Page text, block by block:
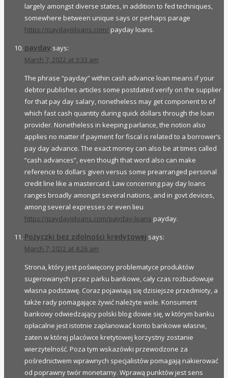
largely amongst diverse states, in addition to fed techniques,
somewhere between unique says or perhaps parage
https://paydayiiiloans.com/ payday loans.
payday says:
March 7, 2022 at 3:33 am
The phrase “payday” within cash advance loan means if your
debtor publishes articles some postdated verify on the supplier
for that pay day salary, nonetheless may get component to of
which fast cash quantity during quick dollars through the loan
provider. Nonetheless in keeping parlance, the notion also
applies no matter if payment for fiscal is related to a borrower’s
pay day advance. The exact money can also be at times called
“cash advances”, even though that word also can make
reference to dollars given versus some prearranged personal
credit line like a mastercard. Law concerning pay day loans
ranges broadly amongst several nations, and in govt devices,
among several expresses or even lieu
https://paydayiiiloans.com/payday-loans payday.
Pożyczki bez zdolności kredytowej says:
March 7, 2022 at 4:26 am
Strona, który jest poświęcony problematyce produktów
sugerowanych przez parku bankowe, cały czas rozbudowuje
własna podstawę. Coraz pojawiają się dzisiejsze przedmioty, a
także rady pomagające żywić należyte wole. Konsument
bankowy odwiedzający polski blog dowie się, w którym banku
opłacalne jest istotnie zaplanować konto bankowe własne,
zaten w której placówce kretytowej korzystny zostanie
wierzytelność. Poza tym wskazówki przewodzone za
pośrednictwem wprawnych specjalistów pomagają nakierować
od poprawny twór monetarny. Wprawą punktów jest sens